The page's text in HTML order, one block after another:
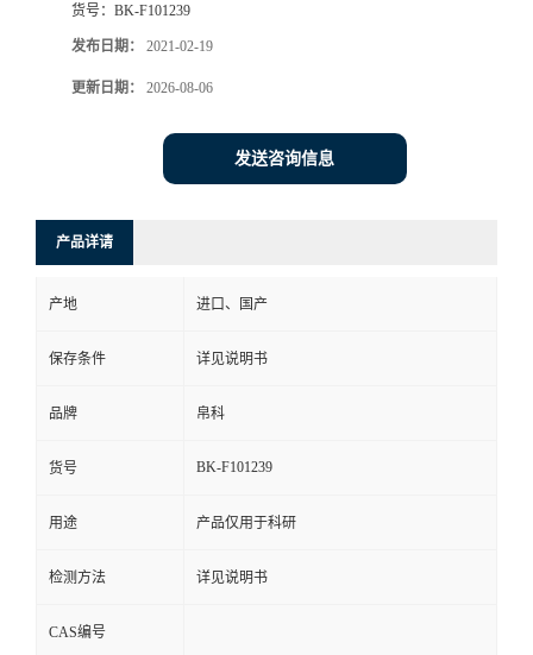
货号： BK-F101239
发布日期： 2021-02-19
更新日期： 2026-08-06
发送咨询信息
产品详请
产地 进口、国产
保存条件 详见说明书
品牌 帛科
货号 BK-F101239
用途 产品仅用于科研
检测方法 详见说明书
CAS编号